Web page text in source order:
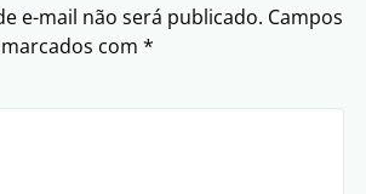
e-mail não será publicado. Campos
com *